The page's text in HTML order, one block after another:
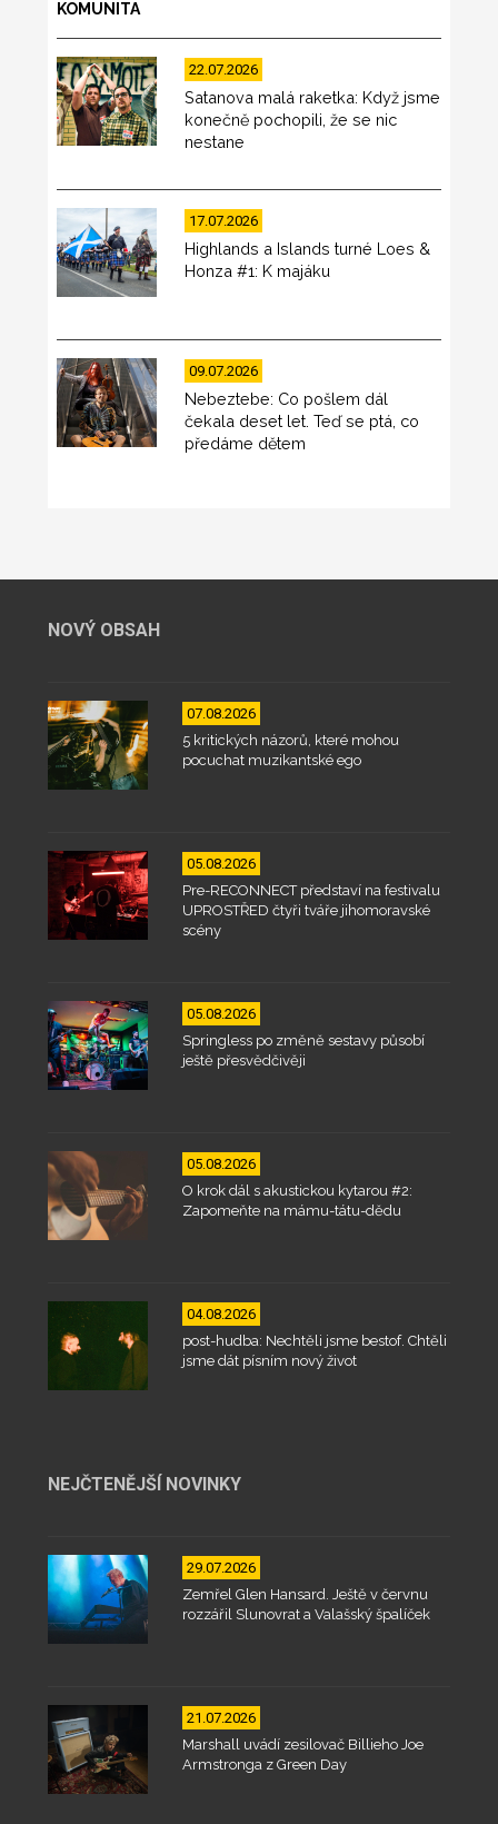
KOMUNITA
22.07.2026
Satanova malá raketka: Když jsme
konečně pochopili, že se nic
nestane
17.07.2026
Highlands a Islands turné Loes &
Honza #1: K majáku
09.07.2026
Nebeztebe: Co pošlem dál
čekala deset let. Teď se ptá, co
předáme dětem
NOVÝ OBSAH
07.08.2026
5 kritických názorů, které mohou
pocuchat muzikantské ego
05.08.2026
Pre-RECONNECT představí na festivalu
UPROSTŘED čtyři tváře jihomoravské
scény
05.08.2026
Springless po změně sestavy působí
ještě přesvědčivěji
05.08.2026
O krok dál s akustickou kytarou #2:
Zapomeňte na mámu-tátu-dědu
04.08.2026
post-hudba: Nechtěli jsme bestof. Chtěli
jsme dát písním nový život
NEJČTENĚJŠÍ NOVINKY
29.07.2026
Zemřel Glen Hansard. Ještě v červnu
rozzářil Slunovrat a Valašský špalíček
21.07.2026
Marshall uvádí zesilovač Billieho Joe
Armstronga z Green Day